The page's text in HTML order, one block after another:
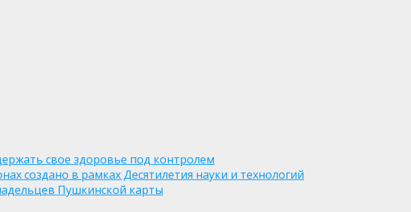
свое здоровье под контролем
создано в рамках Десятилетия науки и технологий
Пушкинской карты